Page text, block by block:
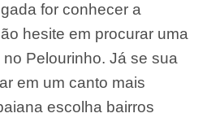
for conhecer a
hesite em procurar uma
Pelourinho. Já se sua
em um canto mais
escolha bairros